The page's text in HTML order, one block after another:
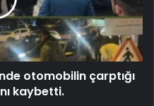
otomobilin çarptığı
kaybetti.